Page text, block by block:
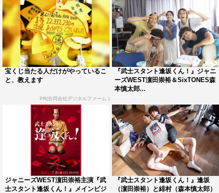
宝くじ当たる人だけがやっているこ
と、教えます
PR(合同会社デジタルファーム )
『武士スタント逢坂くん！』ジャニ
ーズWEST濵田崇裕＆SixTONES森
本慎太郎...
ジャニーズWEST濵田崇裕主演『武
士スタント逢坂くん！』メインビジ
『武士スタント逢坂くん！』逢坂
（濵田崇裕）と緋村（森本慎太郎）